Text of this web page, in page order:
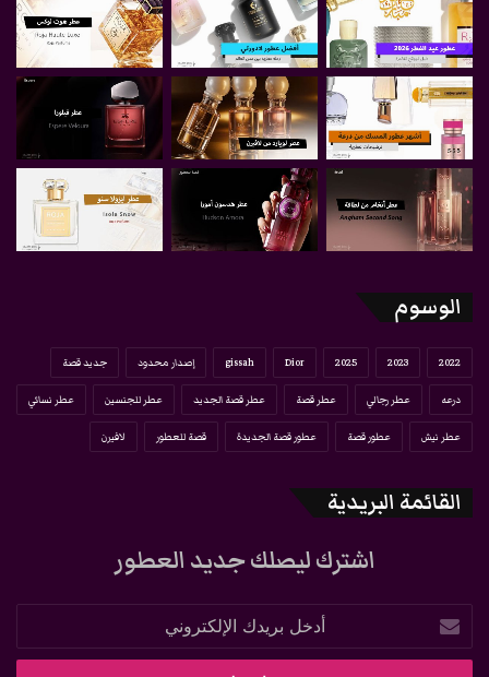
الوسوم
2022
2023
2025
Dior
gissah إصدار محدود جديد قصة
درعه عطر رجالي عطر قصة عطر قصة الجديد عطر للجنسين عطر نسائي
عطر نيش عطور قصة عطور قصة الجديدة قصة للعطور لافيرن
القائمة البريدية
اشترك ليصلك جديد العطور
بريدك
الإلكتروني